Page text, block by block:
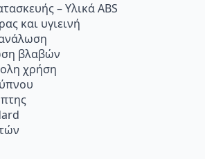
– Υλικά ABS
και υγιεινή
βλαβών
χρήση